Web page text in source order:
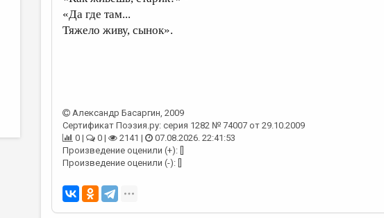
«Да где там...
Тяжело живу, сынок».
Александр Басаргин, 2009
Сертификат Поэзия.ру: серия 1282 № 74007 от 29.10.2009
0 |
0 | 2141 |
07.08.2026. 22:41:53
Произведение оценили (+): []
Произведение оценили (-): []